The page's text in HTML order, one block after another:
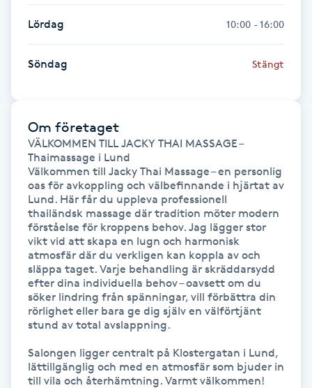
Hot Stone Massage
Hot yoga
Hudföryngring
Huduppstramning
Hudvård
Hyaluronsyra
Lördag 10:00 - 16:00
Söndag Stängt
Om företaget
VÄLKOMMEN TILL JACKY THAI MASSAGE –
Thaimassage i Lund
Välkommen till Jacky Thai Massage – en personlig
oas för avkoppling och välbefinnande i hjärtat av
Lund. Här får du uppleva professionell
thailändsk massage där tradition möter modern
förståelse för kroppens behov. Jag lägger stor
vikt vid att skapa en lugn och harmonisk
atmosfär där du verkligen kan koppla av och
släppa taget. Varje behandling är skräddarsydd
efter dina individuella behov – oavsett om du
söker lindring från spänningar, vill förbättra din
rörlighet eller bara ge dig själv en välförtjänt
stund av total avslappning.
Salongen ligger centralt på Klostergatan i Lund,
lättillgänglig och med en atmosfär som bjuder in
till vila och återhämtning. Varmt välkommen!